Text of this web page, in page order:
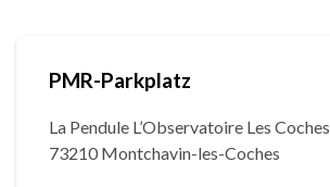
PMR-Parkplatz
La Pendule L’Observatoire Les Coches
73210 Montchavin-les-Coches